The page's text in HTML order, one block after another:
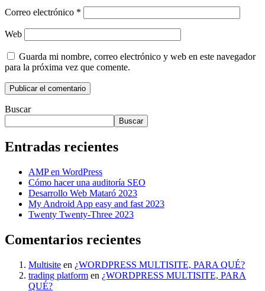
Correo electrónico *
Web
Guarda mi nombre, correo electrónico y web en este navegador
para la próxima vez que comente.
Buscar
Buscar
Entradas recientes
AMP en WordPress
Cómo hacer una auditoría SEO
Desarrollo Web Mataró 2023
My Android App easy and fast 2023
Twenty Twenty-Three 2023
Comentarios recientes
Multisite en ¿WORDPRESS MULTISITE, PARA QUÉ?
trading platform en ¿WORDPRESS MULTISITE, PARA
QUÉ?